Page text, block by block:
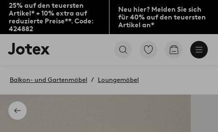
25% auf den teuersten
Artikel* + 10% extra auf
reduzierte Preise**. Code:
424882
Neu hier? Melden Sie sich
für 40% auf den teuersten
Artikel an*
Jotex-
Logo
Startseite
Zu
Produkten
Zum
Zurück
Balkon- und Gartenmöbel Loungemöbel